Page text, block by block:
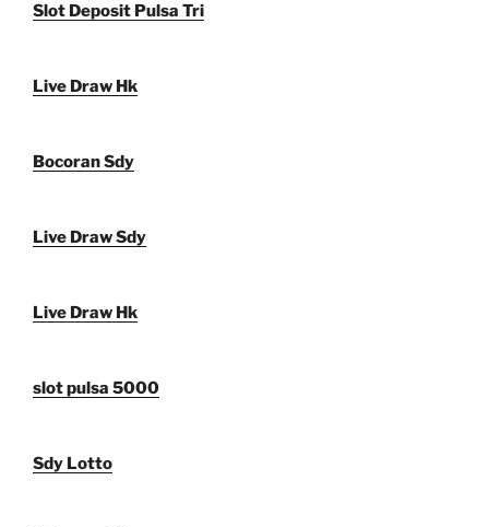
Slot Deposit Pulsa Tri
Live Draw Hk
Bocoran Sdy
Live Draw Sdy
Live Draw Hk
slot pulsa 5000
Sdy Lotto